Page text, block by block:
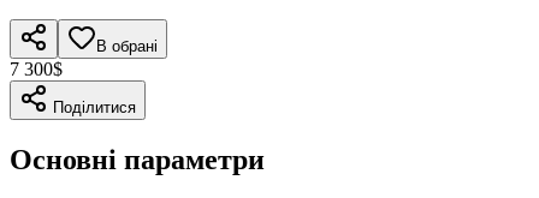
В обрані
7 300$
Поділитися
Основні параметри